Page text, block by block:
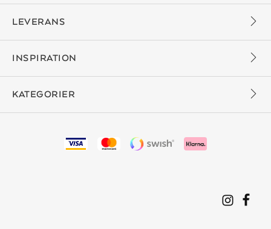
LEVERANS
INSPIRATION
KATEGORIER